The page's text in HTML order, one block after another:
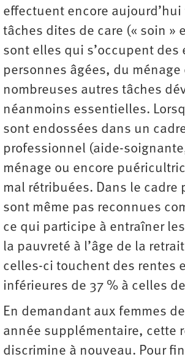
effectuent encore aujourd’hui
tâches dites de care (« soin »
sont elles qui s’occupent des
personnes âgées, du ménage
nombreuses autres tâches
néanmoins essentielles.
sont endossées dans un
professionnel (aide-
ménage ou encore
mal rétribuées. Dans le cadre
sont même pas reconnues
ce qui participe à entraîner
la pauvreté à l’âge de la
celles-ci touchent des rentes
inférieures de 37 % à celles
En demandant aux femmes
année supplémentaire, cette
discrimine à nouveau. Pour